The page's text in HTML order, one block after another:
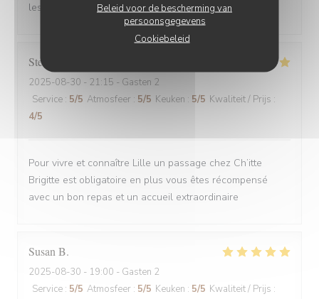
Beleid voor de bescherming van
persoonsgegevens
Cookiebeleid
les frites avec les plats principaux.
Stefan
2025-08-30 - 21:15 - Gasten 2
Service : 5/5 Atmosfeer : 5/5 Keuken : 5/5 Kwaliteit / Prijs :
4/5
Pour vivre et connaître Lille un passage chez Ch’itte
Brigitte est obligatoire en plus vous êtes récompensé
avec un bon repas et un accueil extraordinaire
Susan B
2025-08-30 - 19:00 - Gasten 2
Service : 5/5 Atmosfeer : 5/5 Keuken : 5/5 Kwaliteit / Prijs :